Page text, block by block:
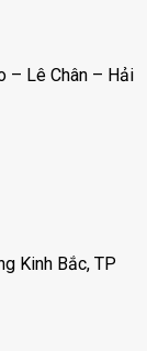
– Lê Chân – Hải
Kinh Bắc, TP